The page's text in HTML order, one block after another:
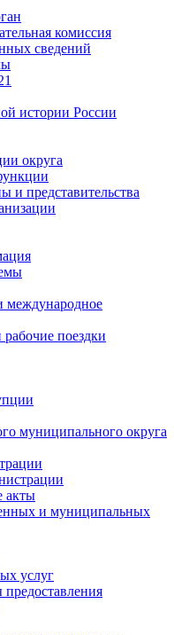
комиссия
сведений
истории России
округа
и представительства
международное
поездки
муниципального округа
акты
и муниципальных
услуг